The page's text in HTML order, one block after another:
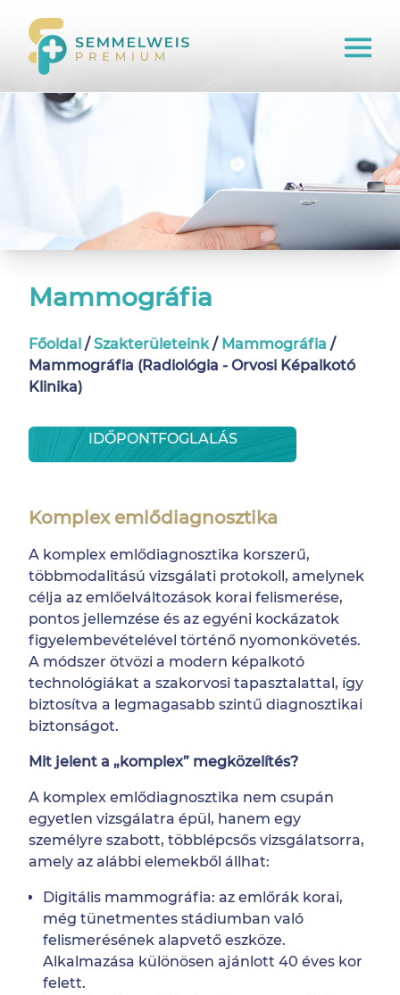
Mammográfia
Főoldal / Szakterületeink / Mammográfia /
Mammográfia (Radiológia - Orvosi Képalkotó
Klinika)
IDŐPONTFOGLALÁS
Komplex emlődiagnosztika
A komplex emlődiagnosztika korszerű,
többmodalitású vizsgálati protokoll, amelynek
célja az emlőelváltozások korai felismerése,
pontos jellemzése és az egyéni kockázatok
figyelembevételével történő nyomonkövetés.
A módszer ötvözi a modern képalkotó
technológiákat a szakorvosi tapasztalattal, így
biztosítva a legmagasabb szintű diagnosztikai
biztonságot.
Mit jelent a „komplex” megközelítés?
A komplex emlődiagnosztika nem csupán
egyetlen vizsgálatra épül, hanem egy
személyre szabott, többlépcsős vizsgálatsorra,
amely az alábbi elemekből állhat:
Digitális mammográfia: az emlőrák korai,
még tünetmentes stádiumban való
felismerésének alapvető eszköze.
Alkalmazása különösen ajánlott 40 éves kor
felett.